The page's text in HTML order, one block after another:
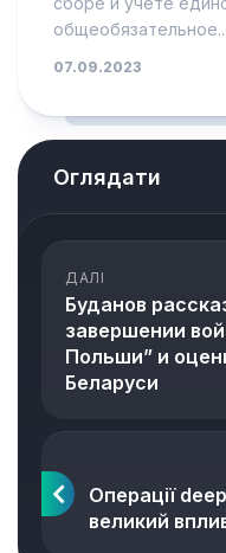
общеобязательное...
07.09.2023
Оглядати
ДАЛІ
Буданов
завершении
Польши” и
Беларуси
Операції
великий